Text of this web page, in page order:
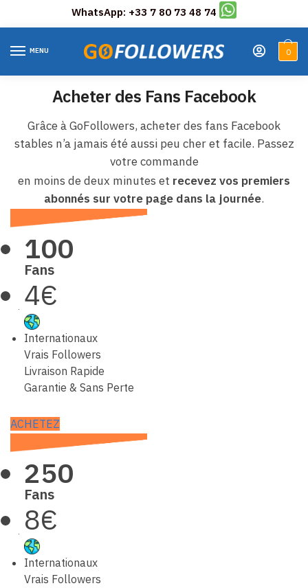
WhatsApp: +33 7 80 73 48 74
MENU 0
Acheter des Fans Facebook
Grâce à GoFollowers, acheter des fans Facebook
stables n’a jamais été aussi peu cher et facile. Passez
votre commande
en moins de deux minutes et recevez vos premiers
abonnés sur votre page dans la journée.
100
Fans
4€
Internationaux
Vrais Followers
Livraison Rapide
Garantie & Sans Perte
ACHETEZ
250
Fans
8€
Internationaux
Vrais Followers